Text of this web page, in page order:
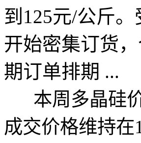
到125元/公斤
开始密集订货
期订单排期 ...
本周多晶硅价
成交价格维持在